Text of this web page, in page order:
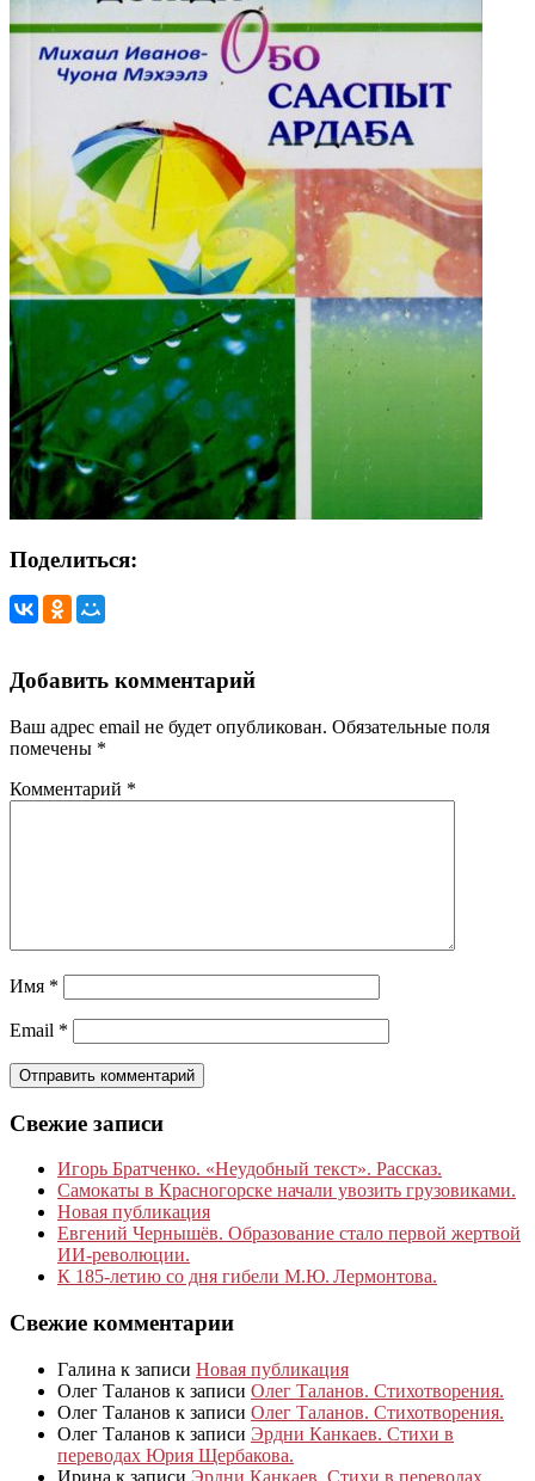
Поделиться:
Добавить комментарий
Ваш адрес email не будет опубликован. Обязательные поля
помечены *
Комментарий *
Имя *
Email *
Свежие записи
Игорь Братченко. «Неудобный текст». Рассказ.
Самокаты в Красногорске начали увозить грузовиками.
Новая публикация
Евгений Чернышёв. Образование стало первой жертвой
ИИ-революции.
К 185‑летию со дня гибели М.Ю. Лермонтова.
Свежие комментарии
Галина к записи Новая публикация
Олег Таланов к записи Олег Таланов. Стихотворения.
Олег Таланов к записи Олег Таланов. Стихотворения.
Олег Таланов к записи Эрдни Канкаев. Стихи в
переводах Юрия Щербакова.
Ирина к записи Эрдни Канкаев. Стихи в переводах